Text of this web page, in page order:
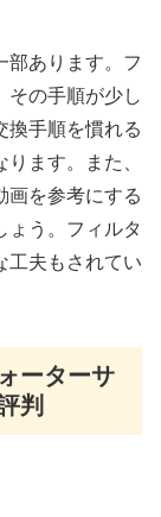
部あります。フ
その手順が少し
換手順を慣れる
ます。また、
画を参考にする
ょう。フィルタ
工夫もされてい
ーターサ
判